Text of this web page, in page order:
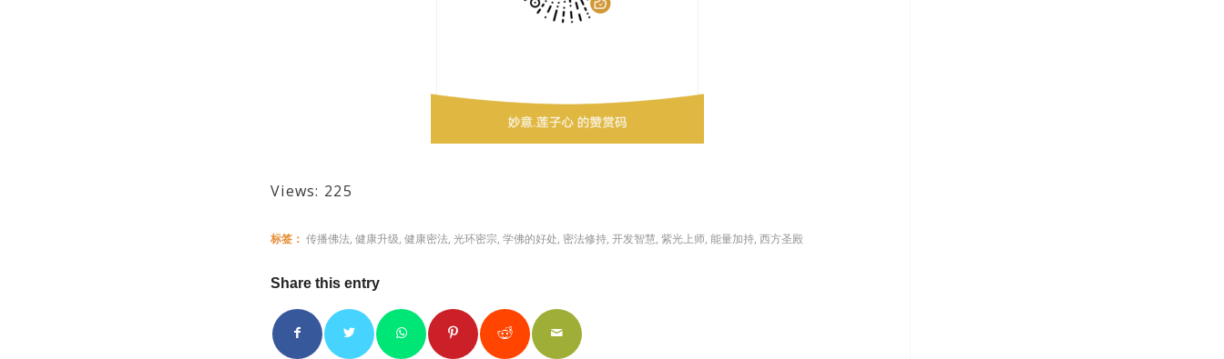
Views: 225
标签： 传播佛法 健康升级 健康密法 光环密宗 学佛的好处 密法修持 开发智慧 紫光上师 能量加持 西方圣殿
Share this entry